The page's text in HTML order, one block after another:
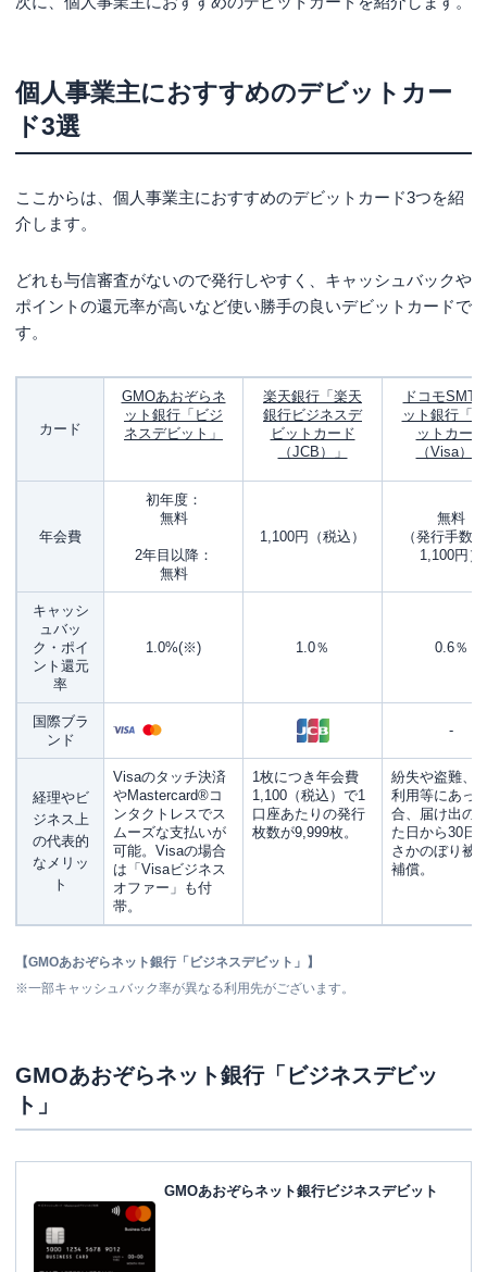
個人事業主におすすめのデビットカー
ド3選
ここからは、個人事業主におすすめのデビットカード3つを紹
介します。
どれも与信審査がないので発行しやすく、キャッシュバックや
ポイントの還元率が高いなど使い勝手の良いデビットカードで
す。
カード
GMOあおぞらネ
ット銀行「ビジ
ネスデビット」
楽天銀行「楽天
銀行ビジネスデ
ビットカード
（JCB）」
ドコモ
ット銀行「
ットカード
（Visa）」
年会費
初年度：
無料
2年目以降：
無料
1,100円（税込）
無料
（発行手数
1,100円）
キャッシ
ュバッ
ク・ポイ
ント還元
率
1.0%(※) 1.0％ 0.6％
国際ブラ
ンド
-
経理やビ
ジネス上
の代表的
なメリッ
ト
Visaのタッチ決済
やMastercard®コ
ンタクトレスでス
ムーズな支払いが
可能。Visaの場合
は「Visaビジネス
オファー」も付
帯。
1枚につき年会費
1,100（税込）で1
口座あたりの発行
枚数が9,999枚。
紛失や盗難、
利用等にあっ
合、届け出の
た日から30日
さかのぼり被
補償。
【GMOあおぞらネット銀行「ビジネスデビット」】
※一部キャッシュバック率が異なる利用先がございます。
GMOあおぞらネット銀行「ビジネスデビッ
ト」
GMOあおぞらネット銀行ビジネスデビット